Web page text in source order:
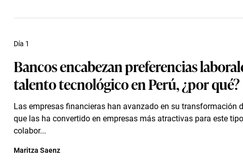
Bancos encabezan preferencias
talento tecnológico en Perú, ¿por qué?
Las empresas financieras han avanzado en su transformación
que las ha convertido en empresas más atractivas para este
colabor...
Día 1
Maritza Saenz